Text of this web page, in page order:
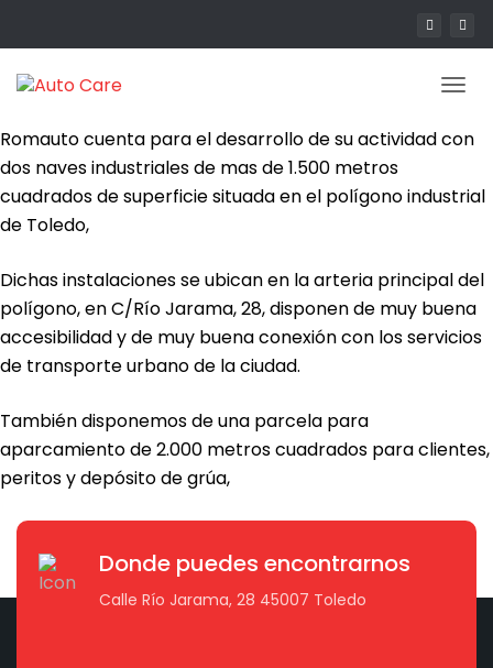
Romauto cuenta para el desarrollo de su actividad con
dos naves industriales de mas de 1.500 metros
cuadrados de superficie situada en el polígono industrial
de Toledo,
Dichas instalaciones se ubican en la arteria principal del
polígono, en C/Río Jarama, 28, disponen de muy buena
accesibilidad y de muy buena conexión con los servicios
de transporte urbano de la ciudad.
También disponemos de una parcela para
aparcamiento de 2.000 metros cuadrados para clientes,
peritos y depósito de grúa,
Donde puedes encontrarnos
Calle Río Jarama, 28 45007 Toledo